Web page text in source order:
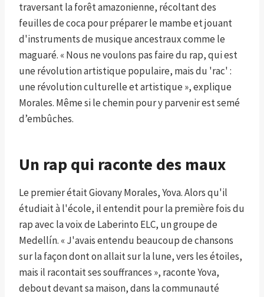
traversant la forêt amazonienne, récoltant des
feuilles de coca pour préparer le mambe et jouant
d'instruments de musique ancestraux comme le
maguaré. « Nous ne voulons pas faire du rap, qui est
une révolution artistique populaire, mais du 'rac' :
une révolution culturelle et artistique », explique
Morales. Même si le chemin pour y parvenir est semé
d’embûches.
Un rap qui raconte des maux
Le premier était Giovany Morales, Yova. Alors qu'il
étudiait à l'école, il entendit pour la première fois du
rap avec la voix de Laberinto ELC, un groupe de
Medellín. « J'avais entendu beaucoup de chansons
sur la façon dont on allait sur la lune, vers les étoiles,
mais il racontait ses souffrances », raconte Yova,
debout devant sa maison, dans la communauté